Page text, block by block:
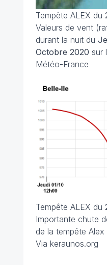
Tempête ALEX du
Valeurs de vent
durant la nuit du
Octobre 2020 sur
Météo-France
Tempête ALEX du
Importante chute
de la tempête
Via keraunos.org